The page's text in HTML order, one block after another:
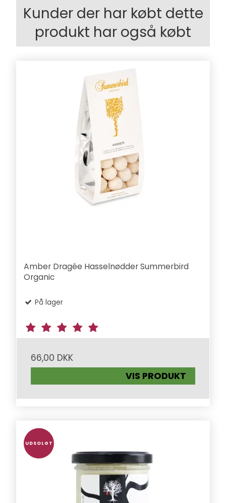
Kunder der har købt dette
produkt har også købt
Amber Dragée Hasselnødder Summerbird
Organic
På lager
66,00 DKK
VIS PRODUKT
UDSOLGT